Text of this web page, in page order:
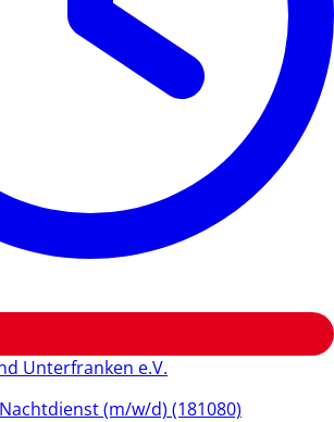
Unterfranken e.V.
(m/w/d) (181080)